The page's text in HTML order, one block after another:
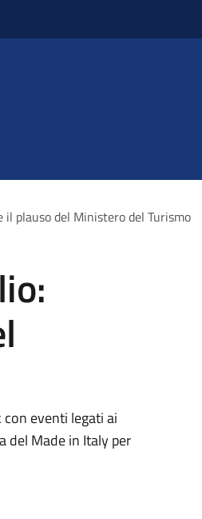
plauso del Ministero del Turismo
eventi legati ai
del Made in Italy per